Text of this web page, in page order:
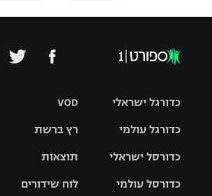
VOD
רץ ברשת
תוצאות
לוח שידורים
כדורגל ישראלי
כדורגל עולמי
האלופות
כדורסל ישראלי
כדורסל עולמי